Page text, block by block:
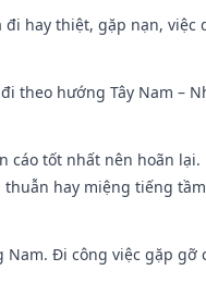
hay thiệt, gặp nạn,
theo hướng Tây Nam –
cáo tốt nhất nên hoãn
hay miệng tiếng
Đi công việc gặp gỡ